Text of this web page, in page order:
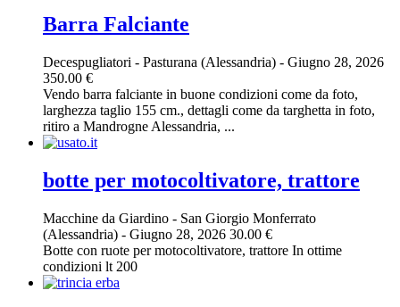
Barra Falciante
Decespugliatori - Pasturana (Alessandria) - Giugno 28, 2026
350.00 €
Vendo barra falciante in buone condizioni come da foto,
larghezza taglio 155 cm., dettagli come da targhetta in foto,
ritiro a Mandrogne Alessandria, ...
botte per motocoltivatore, trattore
Macchine da Giardino - San Giorgio Monferrato
(Alessandria) - Giugno 28, 2026 30.00 €
Botte con ruote per motocoltivatore, trattore In ottime
condizioni lt 200